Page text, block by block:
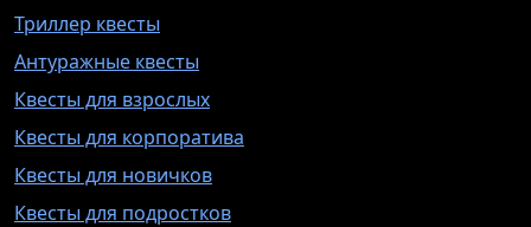
Триллер квесты
Антуражные квесты
Квесты для взрослых
Квесты для корпоратива
Квесты для новичков
Квесты для подростков